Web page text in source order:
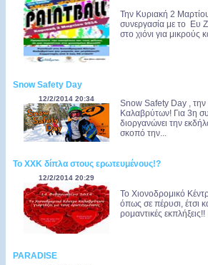
Την Κυριακή 2
συνεργασία με το Ευ
στο χιόνι για μικρούς
Snow Safety Day
12/2/2014 20:34
Snow Safety Day , την
Καλαβρύτων! Για 3η
διοργανώνει την
σκοπό την...
To XXK δίπλα στους ερωτευμένους!?
12/2/2014 20:29
Το Χιονοδρομικό
όπως σε πέρυσι, έτσι
ρομαντικές
PARADISE